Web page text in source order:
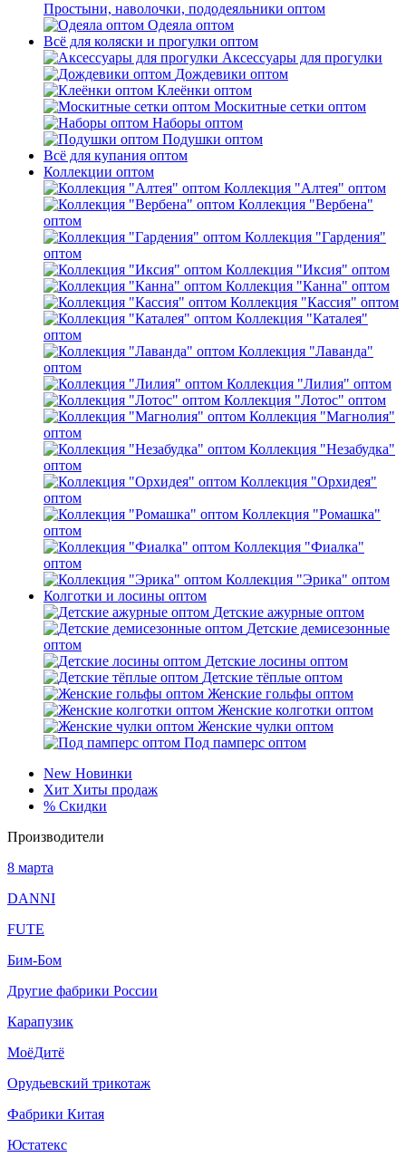
Простыни, наволочки, пододеяльники оптом
Одеяла оптом
Всё для коляски и прогулки оптом
Аксессуары для прогулки
Дождевики оптом
Клеёнки оптом
Москитные сетки оптом
Наборы оптом
Подушки оптом
Всё для купания оптом
Коллекции оптом
Коллекция "Алтея" оптом
Коллекция "Вербена"
оптом
Коллекция "Гардения"
оптом
Коллекция "Иксия" оптом
Коллекция "Канна" оптом
Коллекция "Кассия" оптом
Коллекция "Каталея"
оптом
Коллекция "Лаванда"
оптом
Коллекция "Лилия" оптом
Коллекция "Лотос" оптом
Коллекция "Магнолия"
оптом
Коллекция "Незабудка"
оптом
Коллекция "Орхидея"
оптом
Коллекция "Ромашка"
оптом
Коллекция "Фиалка"
оптом
Коллекция "Эрика" оптом
Колготки и лосины оптом
Детские ажурные оптом
Детские демисезонные
оптом
Детские лосины оптом
Детские тёплые оптом
Женские гольфы оптом
Женские колготки оптом
Женские чулки оптом
Под памперс оптом
New Новинки
Хит Хиты продаж
% Скидки
Производители
8 марта
DANNI
FUTE
Бим-Бом
Другие фабрики России
Карапузик
МоёДитё
Орудьевский трикотаж
Фабрики Китая
Юстатекс